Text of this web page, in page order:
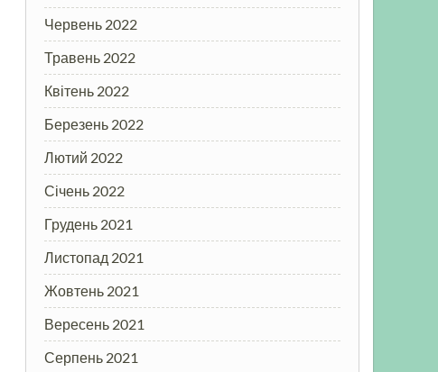
Червень 2022
Травень 2022
Квітень 2022
Березень 2022
Лютий 2022
Січень 2022
Грудень 2021
Листопад 2021
Жовтень 2021
Вересень 2021
Серпень 2021